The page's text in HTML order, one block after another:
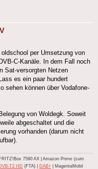
per Umsetzung von
C-Kanäle. In dem Fall noch
Sat-versorgten Netzen
es ein paar hundert
sehen können über Vodafone-
von Woldegk. Soweit
abgeschaltet und die
vorhanden (darum nicht
7590 AX | Amazon Prime (zum
T2 HD (FTA) | DAB+ | MagentaMobil